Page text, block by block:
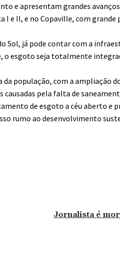
e apresentam grandes
e II, e no Copaville, com grande
Sol, já pode contar com a
o esgoto seja totalmente
população, com a ampliação
pela falta de
de esgoto a céu aberto e
rumo ao desenvolvimento
Jornalista é